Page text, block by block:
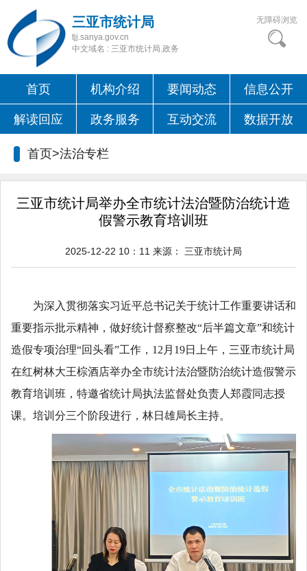
三亚市统计局
tjj.sanya.gov.cn
中文域名 : 三亚市统计局.政务
无障碍浏览
首页 机构介绍 要闻动态 信息公开
解读回应 政务服务 互动交流 数据开放
首页>法治专栏
三亚市统计局举办全市统计法治暨防治统计造
假警示教育培训班
2025-12-22 10：11 来源： 三亚市统计局
为深入贯彻落实习近平总书记关于统计工作重要讲话和
重要指示批示精神，做好统计督察整改“后半篇文章”和统计
造假专项治理“回头看”工作，12月19日上午，三亚市统计局
在红树林大王棕酒店举办全市统计法治暨防治统计造假警示
教育培训班，特邀省统计局执法监督处负责人郑霞同志授
课。培训分三个阶段进行，林日雄局长主持。